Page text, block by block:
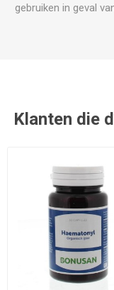
gebruiken in geval
Klanten die